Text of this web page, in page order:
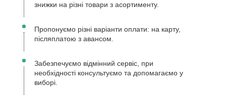
знижки на різні товари з асортименту.
Пропонуємо різні варіанти оплати: на карту,
післяплатою з авансом.
Забезпечуємо відмінний сервіс, при
необхідності консультуємо та допомагаємо у
виборі.